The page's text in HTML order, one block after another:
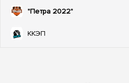
"Петра 2022"
ККЭП